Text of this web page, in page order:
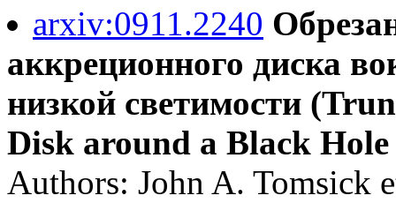
arxiv:0911.2240
аккреционного диска
низкой светимости
Disk around a Black
Authors: John A. Tomsick